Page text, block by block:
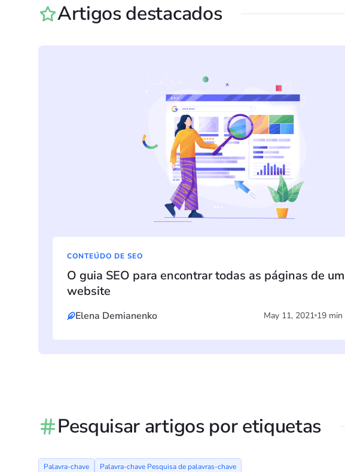
Artigos destacados
CONTEÚDO DE SEO
O guia SEO para encontrar todas as páginas de um
website
Elena Demianenko May 11, 2021 19
Pesquisar artigos por etiquetas
Palavra-chave Palavra-chave Pesquisa de palavras-chave